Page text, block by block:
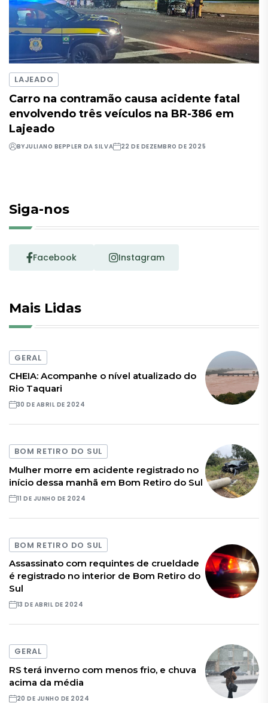
LAJEADO
Carro na contramão causa acidente fatal
envolvendo três veículos na BR-386 em
Lajeado
BYJULIANO BEPPLER DA SILVA 22 DE DEZEMBRO DE 2025
Siga-nos
Facebook Instagram
Mais Lidas
GERAL
CHEIA: Acompanhe o nível atualizado do
Rio Taquari
30 DE ABRIL DE 2024
BOM RETIRO DO SUL
Mulher morre em acidente registrado no
início dessa manhã em Bom Retiro do Sul
11 DE JUNHO DE 2024
BOM RETIRO DO SUL
Assassinato com requintes de crueldade
é registrado no interior de Bom Retiro do
Sul
13 DE ABRIL DE 2024
GERAL
RS terá inverno com menos frio, e chuva
acima da média
20 DE JUNHO DE 2024